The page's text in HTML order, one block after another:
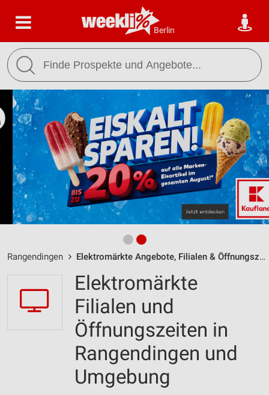
Berlin
Rangendingen Elektromärkte Angebote, Filialen & Öffnungszeiten
Elektromärkte
Filialen und
Öffnungszeiten in
Rangendingen und
Umgebung